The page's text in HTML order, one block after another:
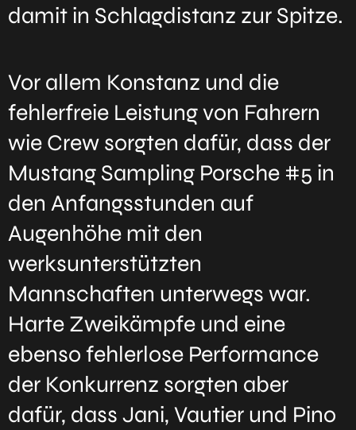
damit in Schlagdistanz zur Spitze.
Vor allem Konstanz und die
fehlerfreie Leistung von Fahrern
wie Crew sorgten dafür, dass der
Mustang Sampling Porsche #5 in
den Anfangsstunden auf
Augenhöhe mit den
werksunterstützten
Mannschaften unterwegs war.
Harte Zweikämpfe und eine
ebenso fehlerlose Performance
der Konkurrenz sorgten aber
dafür, dass Jani, Vautier und Pino